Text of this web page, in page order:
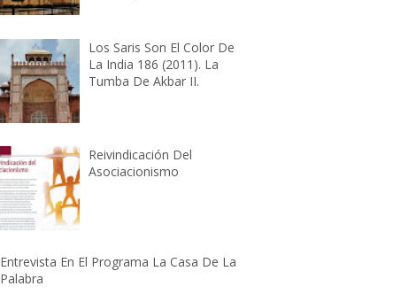
Los Saris Son El Color De
La India 186 (2011). La
Tumba De Akbar II.
Reivindicación Del
Asociacionismo
Entrevista En El Programa La Casa De La
Palabra